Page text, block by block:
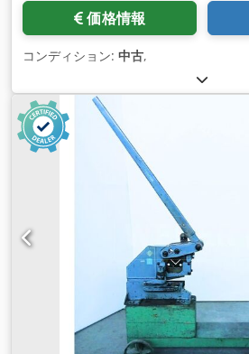
価格情報
コンディション: 中古,